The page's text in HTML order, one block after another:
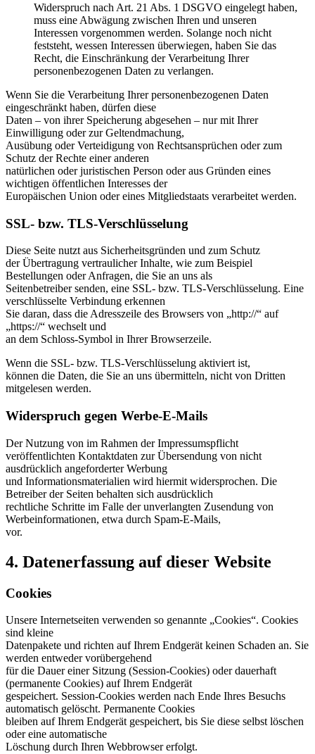
Widerspruch nach Art. 21 Abs. 1 DSGVO eingelegt haben,
muss eine Abwägung zwischen Ihren und unseren
Interessen vorgenommen werden. Solange noch nicht
feststeht, wessen Interessen überwiegen, haben Sie das
Recht, die Einschränkung der Verarbeitung Ihrer
personenbezogenen Daten zu verlangen.
Wenn Sie die Verarbeitung Ihrer personenbezogenen Daten
eingeschränkt haben, dürfen diese
Daten – von ihrer Speicherung abgesehen – nur mit Ihrer
Einwilligung oder zur Geltendmachung,
Ausübung oder Verteidigung von Rechtsansprüchen oder zum
Schutz der Rechte einer anderen
natürlichen oder juristischen Person oder aus Gründen eines
wichtigen öffentlichen Interesses der
Europäischen Union oder eines Mitgliedstaats verarbeitet werden.
SSL- bzw. TLS-Verschlüsselung
Diese Seite nutzt aus Sicherheitsgründen und zum Schutz
der Übertragung vertraulicher Inhalte, wie zum Beispiel
Bestellungen oder Anfragen, die Sie an uns als
Seitenbetreiber senden, eine SSL- bzw. TLS-Verschlüsselung. Eine
verschlüsselte Verbindung erkennen
Sie daran, dass die Adresszeile des Browsers von „http://“ auf
„https://“ wechselt und
an dem Schloss-Symbol in Ihrer Browserzeile.
Wenn die SSL- bzw. TLS-Verschlüsselung aktiviert ist,
können die Daten, die Sie an uns übermitteln, nicht von Dritten
mitgelesen werden.
Widerspruch gegen Werbe-E-Mails
Der Nutzung von im Rahmen der Impressumspflicht
veröffentlichten Kontaktdaten zur Übersendung von nicht
ausdrücklich angeforderter Werbung
und Informationsmaterialien wird hiermit widersprochen. Die
Betreiber der Seiten behalten sich ausdrücklich
rechtliche Schritte im Falle der unverlangten Zusendung von
Werbeinformationen, etwa durch Spam-E-Mails,
vor.
4. Datenerfassung auf dieser Website
Cookies
Unsere Internetseiten verwenden so genannte „Cookies“. Cookies
sind kleine
Datenpakete und richten auf Ihrem Endgerät keinen Schaden an. Sie
werden entweder vorübergehend
für die Dauer einer Sitzung (Session-Cookies) oder dauerhaft
(permanente Cookies) auf Ihrem Endgerät
gespeichert. Session-Cookies werden nach Ende Ihres Besuchs
automatisch gelöscht. Permanente Cookies
bleiben auf Ihrem Endgerät gespeichert, bis Sie diese selbst löschen
oder eine automatische
Löschung durch Ihren Webbrowser erfolgt.